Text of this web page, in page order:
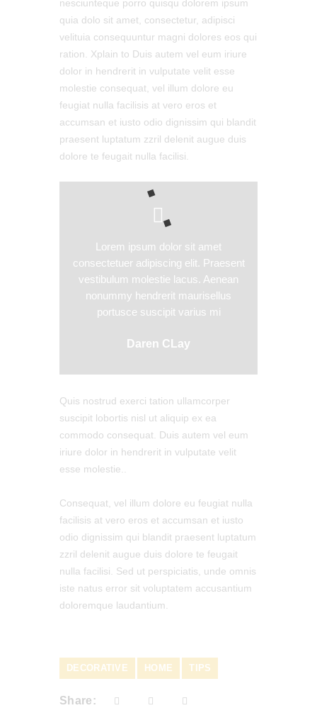
nesciunteque porro quisqu dolorem ipsum
quia dolo sit amet, consectetur, adipisci
velituia consequuntur magni dolores eos qui
ration. Xplain to Duis autem vel eum iriure
dolor in hendrerit in vulputate velit esse
molestie consequat, vel illum dolore eu
feugiat nulla facilisis at vero eros et
accumsan et iusto odio dignissim qui blandit
praesent luptatum zzril delenit augue duis
dolore te feugait nulla facilisi.
Lorem ipsum dolor sit amet
consectetuer adipiscing elit. Praesent
vestibulum molestie lacus. Aenean
nonummy hendrerit maurisellus
portusce suscipit varius mi
Daren CLay
Quis nostrud exerci tation ullamcorper
suscipit lobortis nisl ut aliquip ex ea
commodo consequat. Duis autem vel eum
iriure dolor in hendrerit in vulputate velit
esse molestie..
Сonsequat, vel illum dolore eu feugiat nulla
facilisis at vero eros et accumsan et iusto
odio dignissim qui blandit praesent luptatum
zzril delenit augue duis dolore te feugait
nulla facilisi. Sed ut perspiciatis, unde omnis
iste natus error sit voluptatem accusantium
doloremque laudantium.
DECORATIVE HOME TIPS
Share: